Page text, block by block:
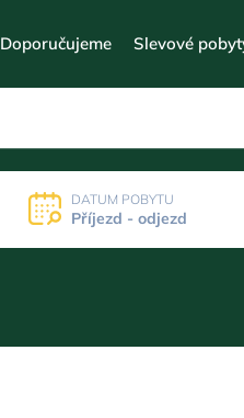
Doporučujeme Slevové
DATUM POBYTU
Příjezd - odjezd